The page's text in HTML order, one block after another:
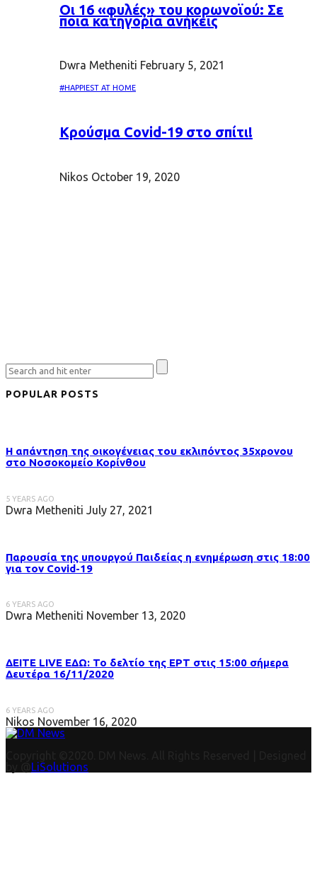
Oι 16 «φυλές» του κορωνοϊού: Σε
ποια κατηγορία ανήκεις
Dwra Metheniti February 5, 2021
#HAPPIEST AT HOME
Κρούσμα Covid-19 στο σπίτι!
Nikos October 19, 2020
POPULAR POSTS
Η απάντηση της οικογένειας του εκλιπόντος 35χρονου
στo Νοσοκομείο Κορίνθου
5 YEARS AGO
Dwra Metheniti July 27, 2021
Παρουσία της υπουργού Παιδείας η ενημέρωση στις 18:00
για τον Covid-19
6 YEARS AGO
Dwra Metheniti November 13, 2020
ΔΕΙΤΕ LIVE ΕΔΩ: Το δελτίο της ΕΡΤ στις 15:00 σήμερα
Δευτέρα 16/11/2020
6 YEARS AGO
Nikos November 16, 2020
LiSolutions